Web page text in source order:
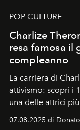
POP CULTURE
Charlize
resa famosa il
compleanno
La carriera di
attivismo: scopri i
una delle attrici
07.08.2025 di